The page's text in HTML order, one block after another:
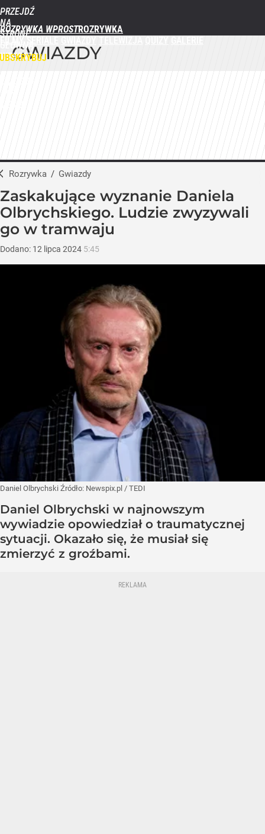
PRZEJDŹ
NA
STRONĘ
GŁÓWNĄ
WPROST.PL
ROZRYWKA WPROST
GWIAZDY
Rozrywka / Gwiazdy
Zaskakujące wyznanie Daniela
Olbrychskiego. Ludzie zwyzywali
go w tramwaju
Dodano: 12 lipca 2024 5:45
Daniel Olbrychski Źródło: Newspix.pl / TEDI
Daniel Olbrychski w najnowszym
wywiadzie opowiedział o traumatycznej
sytuacji. Okazało się, że musiał się
zmierzyć z groźbami.